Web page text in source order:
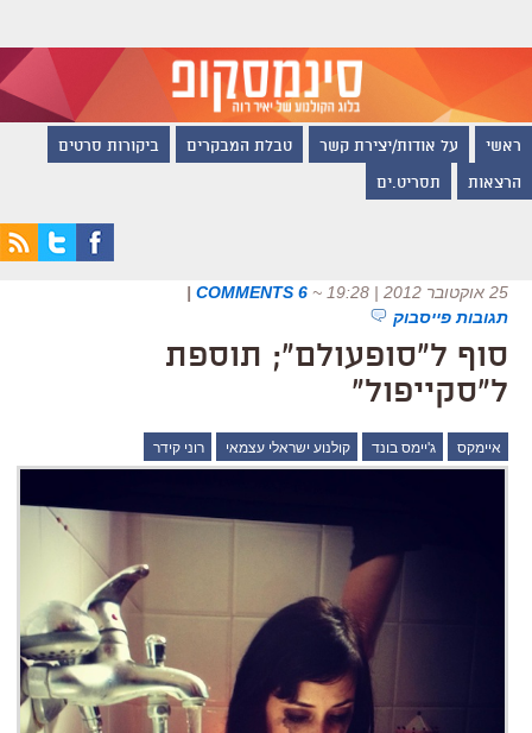
ראשי על אודות/יצירת קשר טבלת המבקרים ביקורות סרטים
הרצאות תסריט.ים
25 אוקטובר 2012 | 19:28 ~
6 COMMENTS
|
תגובות פייסבוק
סוף ל"סופעולם"; תוספת
ל"סקייפול"
איימקס ג'יימס בונד קולנוע ישראלי עצמאי רוני קידר